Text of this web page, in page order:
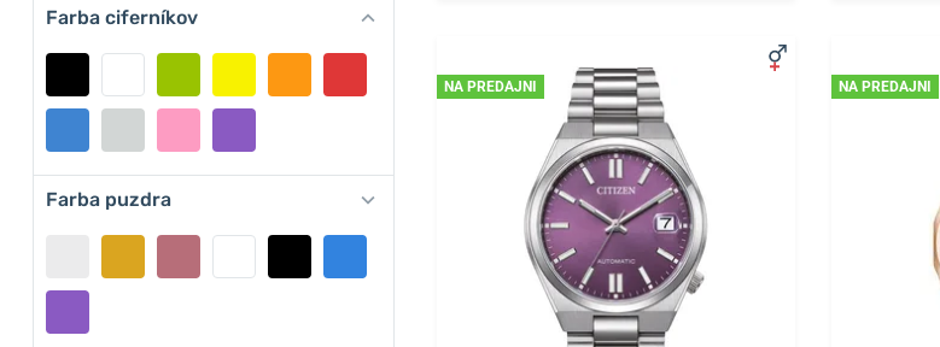
Farba ciferníkov
Farba puzdra
NA PREDAJNI NA PREDAJNI